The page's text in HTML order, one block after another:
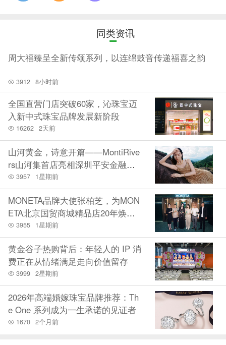
值得一提的是，在服饰定制服务推出不到一年的时间
等近30个服饰定制品牌，推出了涵盖西服套装、长袖衬
衫、针织衫等多品类的定制服饰，满足消费者不同风格
和不同场景下的着装需求，并在京东App上线了“量体定
制”、“智能定制”和“轻定制”三种服务选项，为消费者提
供一对一的定制化服务。除此之外，京东新百货还根据
不同服务标准、服饰面料、制作工艺，为消费者提供不
随着服饰定制业务拓展到京东新百货线下店，通过在
门店设置的服饰定制专区，消费者可以更直观地了解服
饰定制过程中面料和款式选择，与量体师面对面交流定
制需求和制作流程，还可获得个性多元的轻定制体验。
对于年轻态的消费者来说，线上线下联动的形式，无疑
提供了更优质的消费场景，让消费者体验到面对面专
业、专属服饰定制，充分满足了消费者对于个性化服饰
的品质追求。
同类资讯
周大福臻呈全新传颂系列，以连绵鼓音传递福喜之韵
3912 8小时前
全国直营门店突破60家，沁珠宝迈
入新中式珠宝品牌发展新阶段
16262 2天前
山河黄金，诗意开篇——MontiRive
rs山河集首店亮相深圳平安金融中
心3957 1星期前
MONETA品牌大使张柏芝，为MON
ETA北京国贸商城精品店20年焕新
庆祝揭幕
3955 1星期前
黄金谷子热购背后：年轻人的 IP 消
费正在从情绪满足走向价值留存
3999 2星期前
2026年高端婚嫁珠宝品牌推荐：Th
e One 系列成为一生承诺的见证者
1670 2个月前